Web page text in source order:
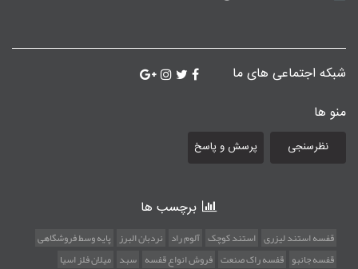
شبکه اجتماعی های ما
منو ها
نظرسنجی پرسش و پاسخ
برچسب ها
قفسه استند لیزری استند کوچک آلوم راد نردبان البرز پایه وسط فروشگاهی
قفسه جانبو قفسه راک صنعت فروش انواع قفسه سبد میلان فلز اسیا